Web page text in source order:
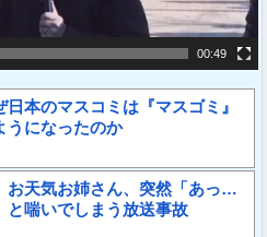
00:49
日本のマスコミは『マスゴミ』
うになったのか
お天気お姉さん、突然「あっ…
喘いでしまう放送事故